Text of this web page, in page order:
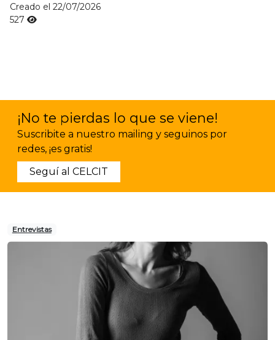
Creado el 22/07/2026
527
¡No te pierdas lo que se viene!
Suscribite a nuestro mailing y seguinos por
redes, ¡es gratis!
Seguí al CELCIT
Entrevistas